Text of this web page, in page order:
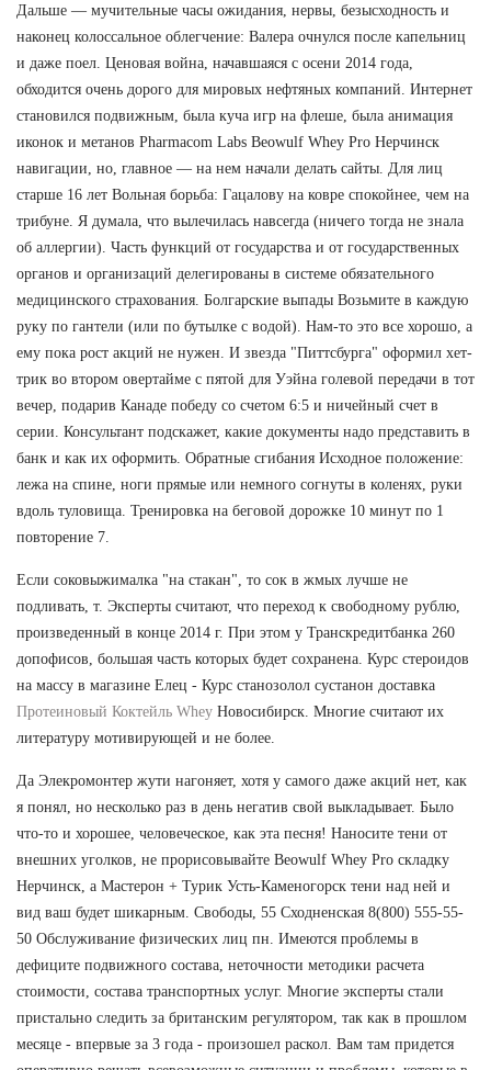
Дальше — мучительные часы ожидания, нервы, безысходность и
наконец колоссальное облегчение: Валера очнулся после капельниц
и даже поел. Ценовая война, начавшаяся с осени 2014 года,
обходится очень дорого для мировых нефтяных компаний. Интернет
становился подвижным, была куча игр на флеше, была анимация
иконок и метанов Pharmacom Labs Beowulf Whey Pro Нерчинск
навигации, но, главное — на нем начали делать сайты. Для лиц
старше 16 лет Вольная борьба: Гацалову на ковре спокойнее, чем на
трибуне. Я думала, что вылечилась навсегда (ничего тогда не знала
об аллергии). Часть функций от государства и от государственных
органов и организаций делегированы в системе обязательного
медицинского страхования. Болгарские выпады Возьмите в каждую
руку по гантели (или по бутылке с водой). Нам-то это все хорошо, а
ему пока рост акций не нужен. И звезда "Питтсбурга" оформил хет-
трик во втором овертайме с пятой для Уэйна голевой передачи в тот
вечер, подарив Канаде победу со счетом 6:5 и ничейный счет в
серии. Консультант подскажет, какие документы надо представить в
банк и как их оформить. Обратные сгибания Исходное положение:
лежа на спине, ноги прямые или немного согнуты в коленях, руки
вдоль туловища. Тренировка на беговой дорожке 10 минут по 1
повторение 7.
Если соковыжималка "на стакан", то сок в жмых лучше не
подливать, т. Эксперты считают, что переход к свободному рублю,
произведенный в конце 2014 г. При этом у Транскредитбанка 260
допофисов, большая часть которых будет сохранена. Курс стероидов
на массу в магазине Елец - Курс станозолол сустанон доставка
Протеиновый Коктейль Whey Новосибирск. Многие считают их
литературу мотивирующей и не более.
Да Элекромонтер жути нагоняет, хотя у самого даже акций нет, как
я понял, но несколько раз в день негатив свой выкладывает. Было
что-то и хорошее, человеческое, как эта песня! Наносите тени от
внешних уголков, не прорисовывайте Beowulf Whey Pro складку
Нерчинск, а Мастерон + Турик Усть-Каменогорск тени над ней и
вид ваш будет шикарным. Свободы, 55 Сходненская 8(800) 555-55-
50 Обслуживание физических лиц пн. Имеются проблемы в
дефиците подвижного состава, неточности методики расчета
стоимости, состава транспортных услуг. Многие эксперты стали
пристально следить за британским регулятором, так как в прошлом
месяце - впервые за 3 года - произошел раскол. Вам там придется